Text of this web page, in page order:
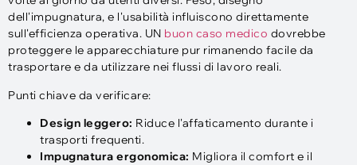
dell'impugnatura, e l'usabilità influiscono direttamente
sull'efficienza operativa. UN buon caso medico dovrebbe
proteggere le apparecchiature pur rimanendo facile da
trasportare e da utilizzare nei flussi di lavoro reali.
Punti chiave da verificare:
Design leggero: Riduce l'affaticamento durante i
trasporti frequenti.
Impugnatura ergonomica: Migliora il comfort e il